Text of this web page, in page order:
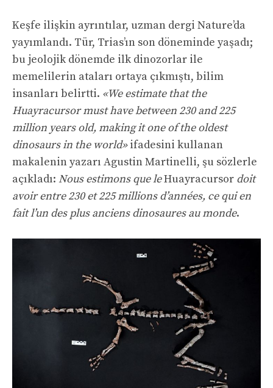
Keşfe ilişkin ayrıntılar, uzman dergi Nature’da
yayımlandı. Tür, Trias’ın son döneminde yaşadı;
bu jeolojik dönemde ilk dinozorlar ile
memelilerin ataları ortaya çıkmıştı, bilim
insanları belirtti. «We estimate that the
Huayracursor must have between 230 and 225
million years old, making it one of the oldest
dinosaurs in the world»ifadesini kullanan
makalenin yazarı Agustin Martinelli, şu sözlerle
açıkladı: Nous estimons que leHuayracursor doit
avoir entre 230 et 225 millions d’années, ce qui en
fait l’un des plus anciens dinosaures au monde.